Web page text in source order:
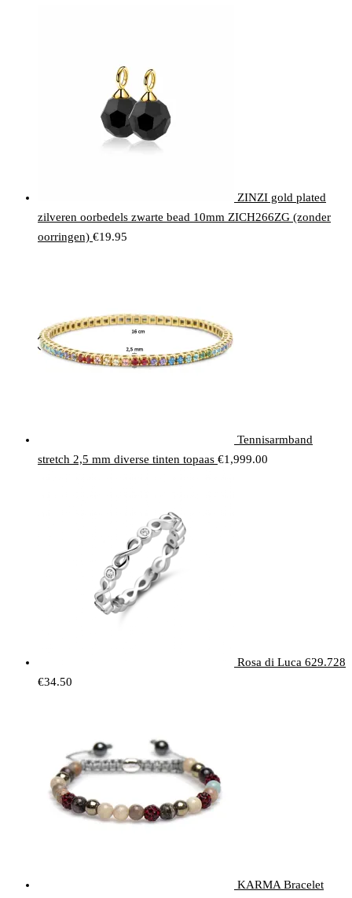
ZINZI gold plated
zilveren oorbedels zwarte bead 10mm ZICH266ZG (zonder
oorringen) €19.95
Tennisarmband
stretch 2,5 mm diverse tinten topaas €1,999.00
Rosa di Luca 629.728
€34.50
KARMA Bracelet